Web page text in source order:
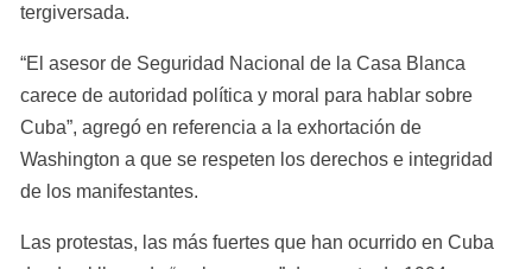
tergiversada.
“El asesor de Seguridad Nacional de la Casa Blanca
carece de autoridad política y moral para hablar sobre
Cuba”, agregó en referencia a la exhortación de
Washington a que se respeten los derechos e integridad
de los manifestantes.
Las protestas, las más fuertes que han ocurrido en Cuba